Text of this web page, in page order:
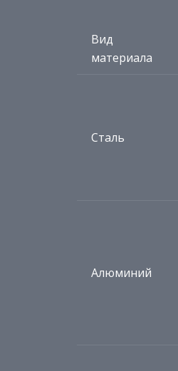
Вид
материала
Сталь
Алюминий